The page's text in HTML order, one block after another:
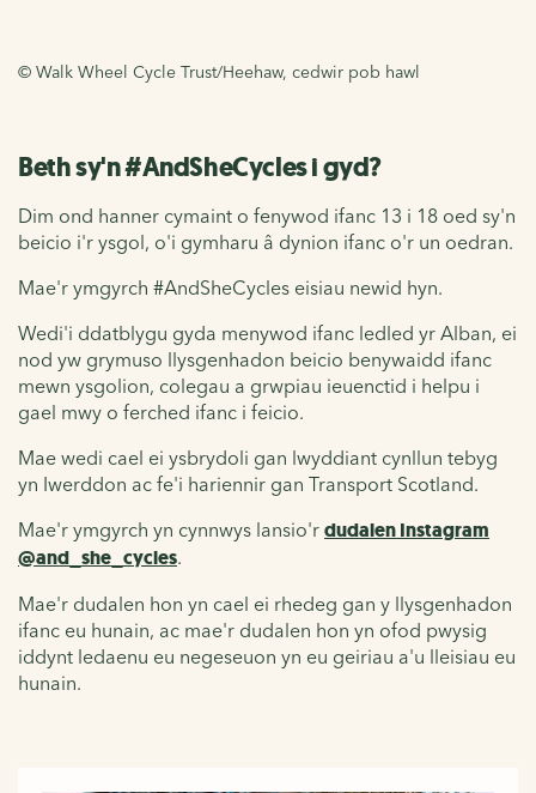
© Walk Wheel Cycle Trust/Heehaw, cedwir pob hawl
Beth sy'n #AndSheCycles i gyd?
Dim ond hanner cymaint o fenywod ifanc 13 i 18 oed sy'n
beicio i'r ysgol, o'i gymharu â dynion ifanc o'r un oedran.
Mae'r ymgyrch #AndSheCycles eisiau newid hyn.
Wedi'i ddatblygu gyda menywod ifanc ledled yr Alban, ei
nod yw grymuso llysgenhadon beicio benywaidd ifanc
mewn ysgolion, colegau a grwpiau ieuenctid i helpu i
gael mwy o ferched ifanc i feicio.
Mae wedi cael ei ysbrydoli gan lwyddiant cynllun tebyg
yn Iwerddon ac fe'i hariennir gan Transport Scotland.
Mae'r ymgyrch yn cynnwys lansio'r dudalen Instagram
@and_she_cycles.
Mae'r dudalen hon yn cael ei rhedeg gan y llysgenhadon
ifanc eu hunain, ac mae'r dudalen hon yn ofod pwysig
iddynt ledaenu eu negeseuon yn eu geiriau a'u lleisiau eu
hunain.